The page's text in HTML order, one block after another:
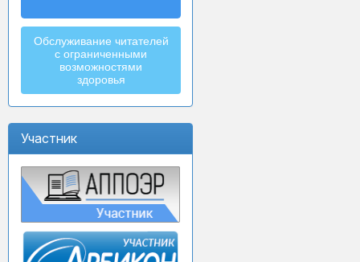
Обслуживание читателей
с ограниченными
возможностями
здоровья
Участник